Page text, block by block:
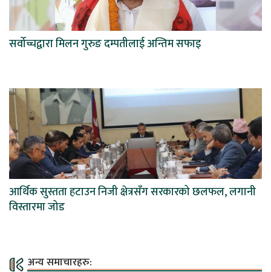
सर्वोच्चद्वारा मिलन गुरुङ दम्पतीलाई अन्तिम सफाइ
आर्थिक सुस्तता हटाउन निजी क्षेत्रसँग सरकारको छलफल, लगानी
विस्तारमा जोड
अन्य समाचारहरु: